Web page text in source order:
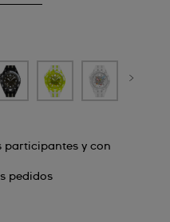
participantes y con
pedidos